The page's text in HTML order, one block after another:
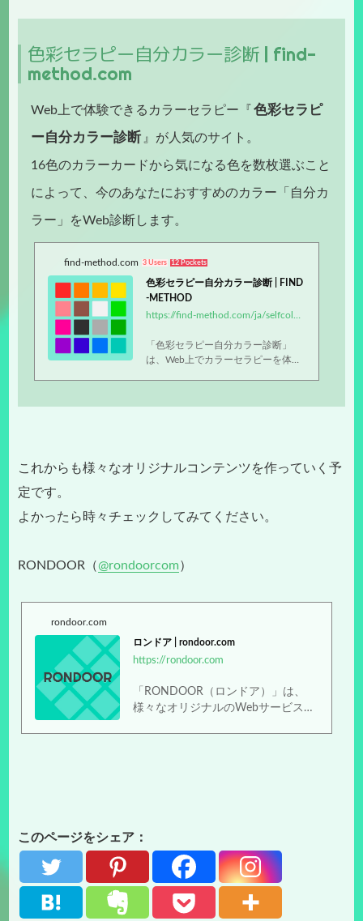
色彩セラピー自分カラー診断 | find-
method.com
Web上で体験できるカラーセラピー『 色彩セラピ
ー自分カラー診断 』が人気のサイト。
16色のカラーカードから気になる色を数枚選ぶこと
によって、今のあなたにおすすめのカラー「自分カ
ラー」をWeb診断します。
find-method.com 3 Users 12 Pockets
色彩セラピー自分カラー診断 | FIND
-METHOD
「色彩セラピー自分カラー診断」
は、Web上でカラーセラピーを体験
これからも様々なオリジナルコンテンツを作っていく予
定です。
よかったら時々チェックしてみてください。
RONDOOR（@rondoorcom）
rondoor.com
ロンドア | rondoor.com
https://rondoor.com
「RONDOOR（ロンドア）」は、
様々なオリジナルのWebサービスや
このページをシェア：